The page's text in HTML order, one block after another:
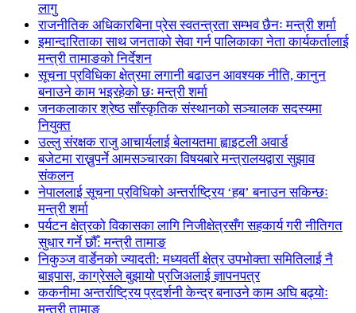
लागु
राजनीतिक अधिकारबिना प्रेस स्वतन्त्रता सम्भव छैनः मन्त्री शर्मा
इमान्दारिताका साथ जनताकाे सेवा गर्न पालिकाका नेता कार्यकर्तालाई
मन्त्री तामाङको निर्देशन
सूचना प्रविधिका क्षेत्रमा लगानी बढाउन आवश्यक नीति, कानुन
बनाउने काम भइरहेको छः मन्त्री शर्मा
जनकलाकार श्रेष्ठ साँस्कृतिक संस्थानको सञ्चालक सदस्यमा
नियुक्त
उल्लु संरक्षक राजु आचार्यलाई बेलायतमा ह्वाइटली अवार्ड
बजेटमा राख्नुपर्ने आमसञ्चारका विषयबारे मन्त्रालयद्वारा सुझाव
संकलन
नेपाललाई सूचना प्रविधिको अन्तर्राष्ट्रिय ‘हब’ बनाउन सकिन्छः
मन्त्री शर्मा
पर्यटन क्षेत्रको विकासका लागि निजीक्षेत्रसँग सहकार्य गरी नीतिगत
सुधार गर्ने छौँ: मन्त्री तामाङ
निकुञ्ज वार्डेनको ज्यादती: मध्यवर्ती क्षेत्र उपभोक्ता समितिलाई नै
बाइपास, काग्रेसले बुझायो प्रजिअलाई ज्ञापनपत्र
ककनीमा अन्तर्राष्ट्रिय प्रदर्शनी केन्द्र बनाउने काम अघि बढ्योः
मन्त्री तामाङ